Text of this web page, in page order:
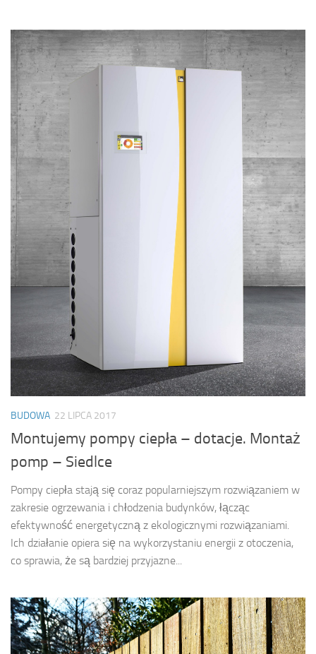
BUDOWA 22 LIPCA 2017
Montujemy pompy ciepła – dotacje. Montaż
pomp – Siedlce
Pompy ciepła stają się coraz popularniejszym rozwiązaniem w
zakresie ogrzewania i chłodzenia budynków, łącząc
efektywność energetyczną z ekologicznymi rozwiązaniami.
Ich działanie opiera się na wykorzystaniu energii z otoczenia,
co sprawia, że są bardziej przyjazne...